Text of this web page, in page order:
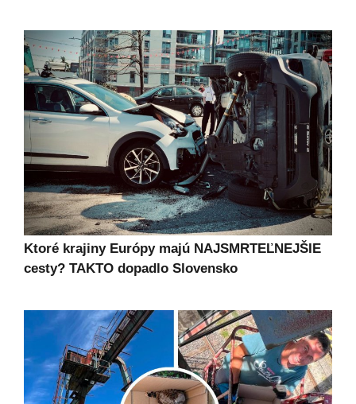
Ktoré krajiny Európy majú NAJSMRTEĽNEJŠIE
cesty? TAKTO dopadlo Slovensko